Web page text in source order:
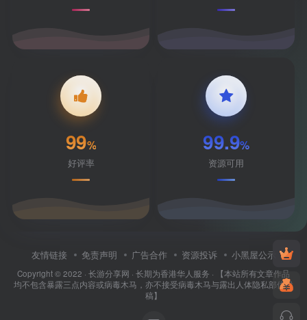
99%
好评率
99.9%
资源可用
友情链接 免责声明 广告合作 资源投诉 小黑屋公示
Copyright © 2022 · 长游分享网 · 长期为香港华人服务 · 【本站所有文章作品
均不包含暴露三点内容或病毒木马，亦不接受病毒木马与露出人体隐私部位投
稿】